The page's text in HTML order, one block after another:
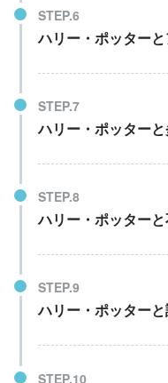
ハリー・ポッター
ハリー・ポッター
ハリー・ポッター
ハリー・ポッター